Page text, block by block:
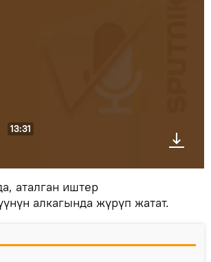
13:31
аталган иштер
алкагында жүрүп жатат.